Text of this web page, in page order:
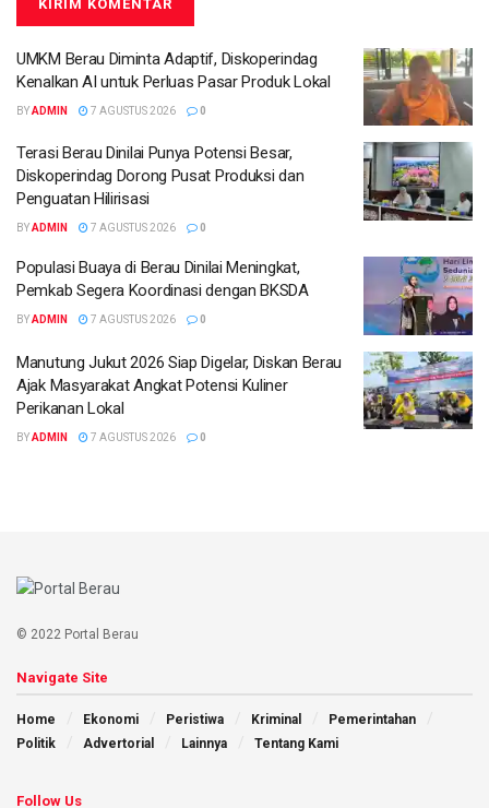
UMKM Berau Diminta Adaptif, Diskoperindag
Kenalkan AI untuk Perluas Pasar Produk Lokal
BYADMIN 7 AGUSTUS 2026 0
Terasi Berau Dinilai Punya Potensi Besar,
Diskoperindag Dorong Pusat Produksi dan
Penguatan Hilirisasi
BYADMIN 7 AGUSTUS 2026 0
Populasi Buaya di Berau Dinilai Meningkat,
Pemkab Segera Koordinasi dengan BKSDA
BYADMIN 7 AGUSTUS 2026 0
Manutung Jukut 2026 Siap Digelar, Diskan Berau
Ajak Masyarakat Angkat Potensi Kuliner
Perikanan Lokal
BYADMIN 7 AGUSTUS 2026 0
© 2022 Portal Berau
Navigate Site
Home Ekonomi Peristiwa Kriminal
Pemerintahan
Politik
Advertorial Lainnya Tentang Kami
Follow Us